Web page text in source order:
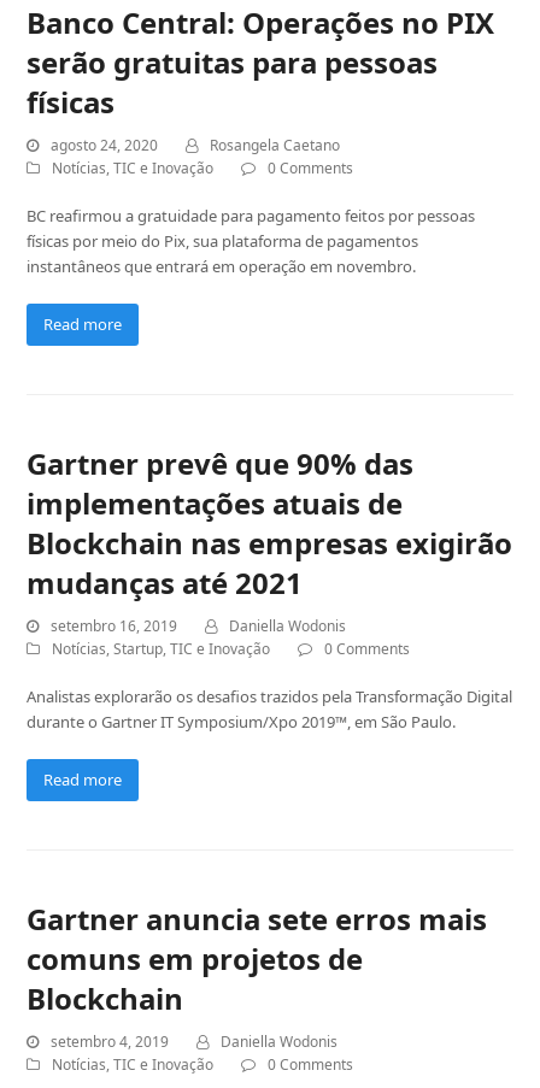
Banco Central: Operações no PIX
serão gratuitas para pessoas
físicas
agosto 24, 2020
Rosangela Caetano
Notícias,TIC e Inovação 0 Comments
BC reafirmou a gratuidade para pagamento feitos por pessoas
físicas por meio do Pix, sua plataforma de pagamentos
instantâneos que entrará em operação em novembro.
Read more
Gartner prevê que 90% das
implementações atuais de
Blockchain nas empresas exigirão
mudanças até 2021
setembro 16, 2019
Daniella Wodonis
Notícias,Startup,TIC e Inovação 0 Comments
Analistas explorarão os desafios trazidos pela Transformação Digital
durante o Gartner IT Symposium/Xpo 2019™, em São Paulo.
Read more
Gartner anuncia sete erros mais
comuns em projetos de
Blockchain
setembro 4, 2019
Daniella Wodonis
Notícias,TIC e Inovação 0 Comments